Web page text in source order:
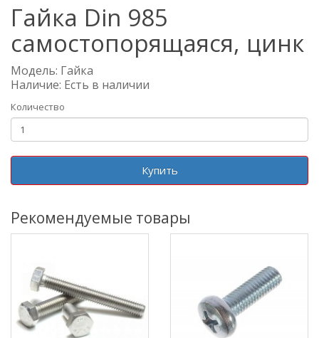
Гайка Din 985
самостопорящаяся, цинк
Модель: Гайка
Наличие: Есть в наличии
Количество
Купить
Рекомендуемые товары